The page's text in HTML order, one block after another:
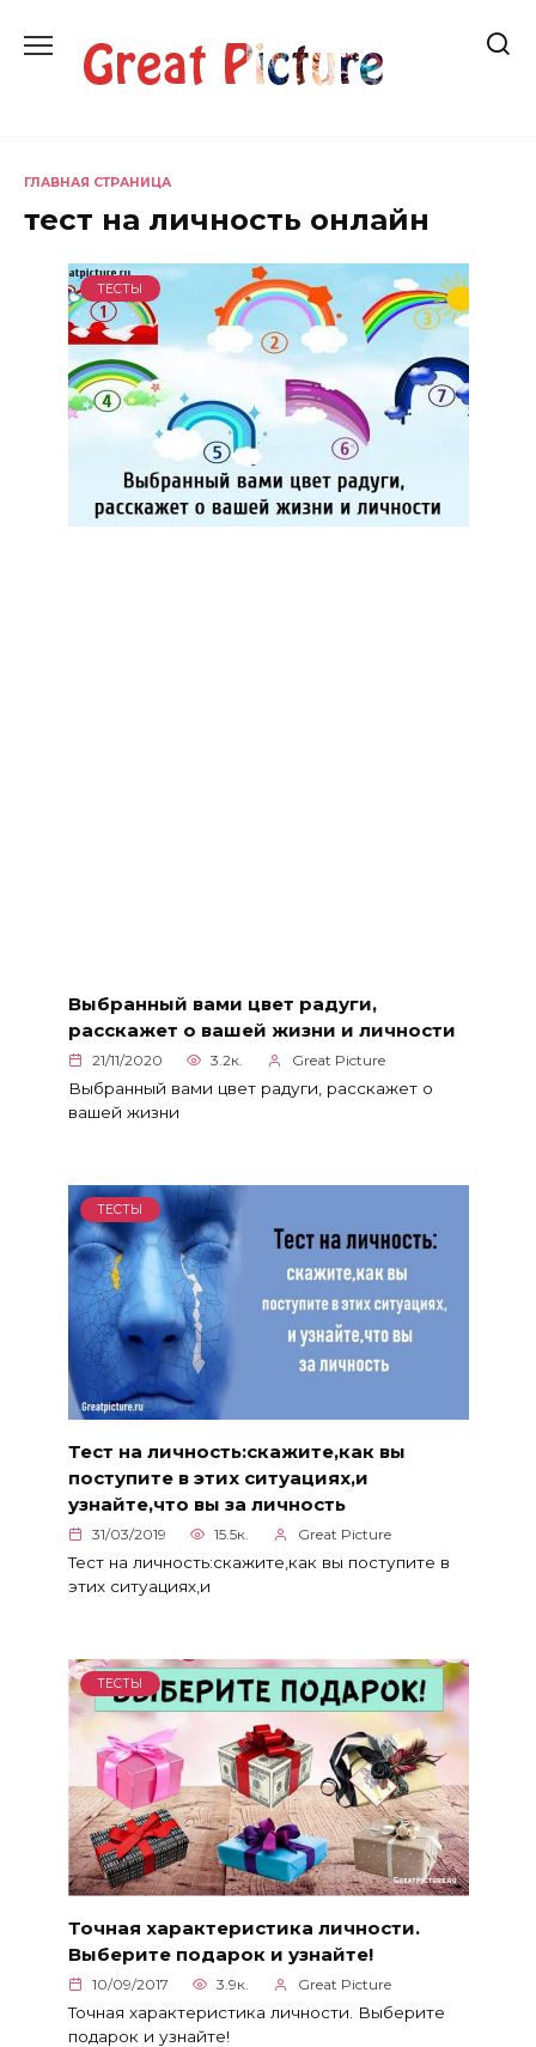
содержанию
ГЛАВНАЯ СТРАНИЦА
тест на личность онлайн
ТЕСТЫ
Выбранный вами цвет радуги,
расскажет о вашей жизни и личности
21/11/2020 3.2к. Great Picture
Выбранный вами цвет радуги, расскажет о
вашей жизни
ТЕСТЫ
Тест на личность:скажите,как вы
поступите в этих ситуациях,и
узнайте,что вы за личность
31/03/2019 15.5к. Great Picture
Тест на личность:скажите,как вы поступите в
этих ситуациях,и
ТЕСТЫ
Точная характеристика личности.
Выберите подарок и узнайте!
10/09/2017 3.9к. Great Picture
Точная характеристика личности. Выберите
подарок и узнайте!